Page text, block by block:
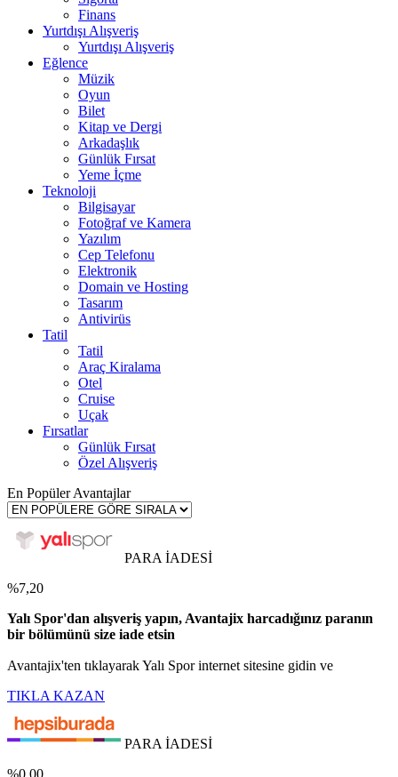
Finans
Yurtdışı Alışveriş
Yurtdışı Alışveriş
Eğlence
Müzik
Oyun
Bilet
Kitap ve Dergi
Arkadaşlık
Günlük Fırsat
Yeme İçme
Teknoloji
Bilgisayar
Fotoğraf ve Kamera
Yazılım
Cep Telefonu
Elektronik
Domain ve Hosting
Tasarım
Antivirüs
Tatil
Tatil
Araç Kiralama
Otel
Cruise
Uçak
Fırsatlar
Günlük Fırsat
Özel Alışveriş
En Popüler Avantajlar
PARA İADESİ
%7,20
Yalı Spor'dan alışveriş yapın, Avantajix harcadığınız paranın
bir bölümünü size iade etsin
Avantajix'ten tıklayarak Yalı Spor internet sitesine gidin ve
TIKLA KAZAN
PARA İADESİ
%0,00